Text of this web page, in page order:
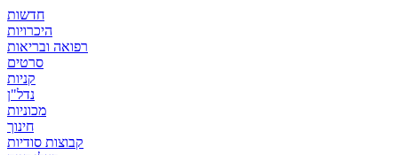
חדשות
היכרויות
רפואה ובריאות
סרטים
קניות
נדל"ן
מכוניות
חינוך
קבוצות סודיות